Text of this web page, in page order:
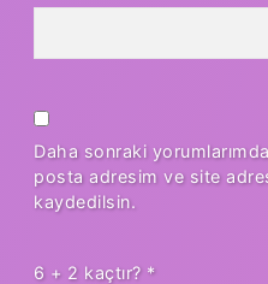
Daha sonraki
posta adresim ve site
kaydedilsin.
6 + 2 kaçtır? *